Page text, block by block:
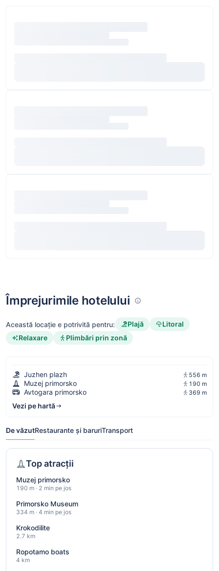
Împrejurimile hotelului
Această locație e potrivită pentru: Plajă
Litoral
Relaxare
Plimbări prin zonă
Juzhen plazh 556 m
Muzej primorsko 190 m
Avtogara primorsko 369 m
Vezi pe hartă
De văzutRestaurante și baruriTransport
Top atracții
Muzej primorsko
190 m · 2 min pe jos
Primorsko Museum
334 m · 4 min pe jos
Krokodilite
2.7 km
Ropotamo boats
4 km